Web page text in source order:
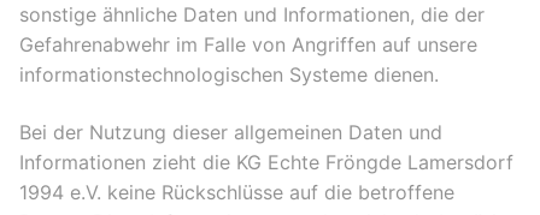
sonstige ähnliche Daten und Informationen, die der
Gefahrenabwehr im Falle von Angriffen auf unsere
informationstechnologischen Systeme dienen.
Bei der Nutzung dieser allgemeinen Daten und
Informationen zieht die KG Echte Fröngde Lamersdorf
1994 e.V. keine Rückschlüsse auf die betroffene